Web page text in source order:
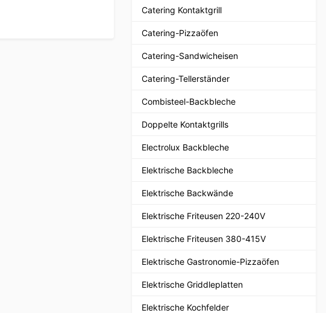
Catering Kontaktgrill
Catering-Pizzaöfen
Catering-Sandwicheisen
Catering-Tellerständer
Combisteel-Backbleche
Doppelte Kontaktgrills
Electrolux Backbleche
Elektrische Backbleche
Elektrische Backwände
Elektrische Friteusen 220-240V
Elektrische Friteusen 380-415V
Elektrische Gastronomie-Pizzaöfen
Elektrische Griddleplatten
Elektrische Kochfelder